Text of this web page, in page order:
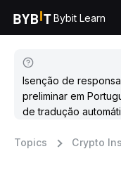
Bybit Learn
Isenção de
preliminar em
de tradução
Topics
Crypto